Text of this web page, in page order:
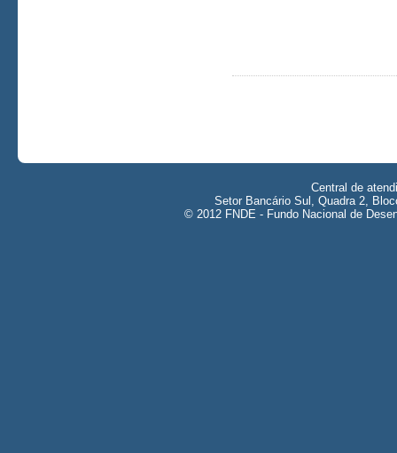
Central de
Setor Bancário Sul, Quadra 2,
© 2012 FNDE - Fundo Nacional de